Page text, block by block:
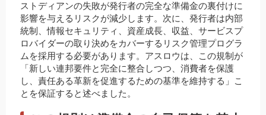
ストディアンの失敗が発行者の完全な準備金の裏付けに
影響を与えるリスクが減少します。次に、発行者は内部
統制、情報セキュリティ、資産成長、収益、サービスプ
ロバイダーの取り決めをカバーするリスク管理プログラ
ムを採用する必要があります。アスロウは、この規制が
「新しい連邦要件と完全に整合しつつ、消費者を保護
し、責任ある革新を促進するための基準を維持する」こ
とを保証すると述べました。